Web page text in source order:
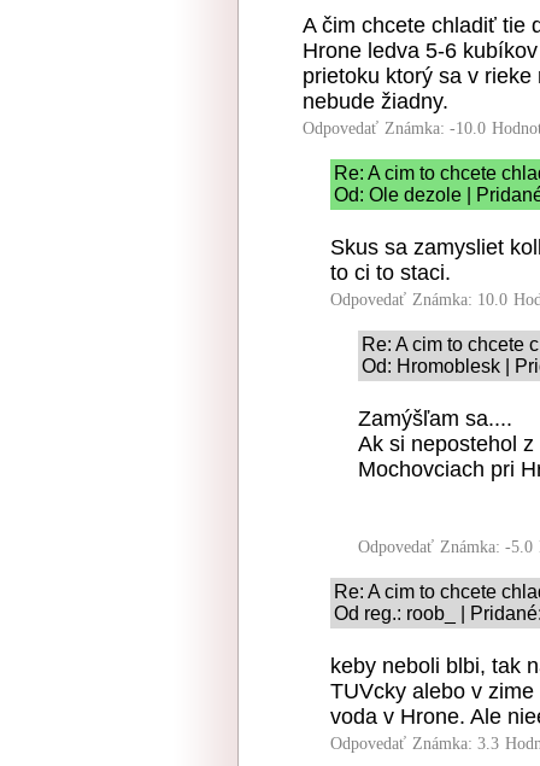
A čim chcete chladiť tie
Hrone ledva 5-6
prietoku ktorý sa v
nebude žiadny.
Odpovedať Známka: -10.0
Re: A cim to chcete
Od: Ole dezole |
Skus sa zamysliet
to ci to staci.
Odpovedať Známka: 10.0
Re: A cim to chcete
Od: Hromoblesk |
Zamýšľam sa....
Ak si nepostehol
Mochovciach pri
Odpovedať Známka: -5.0
Re: A cim to chcete
Od reg.: roob_ |
keby neboli blbi, tak
TUVcky alebo v
voda v Hrone. Ale
Odpovedať Známka: 3.3